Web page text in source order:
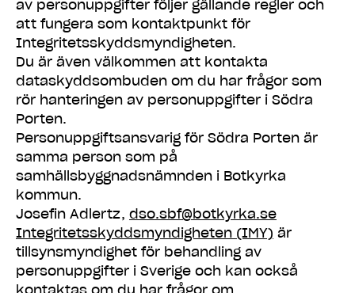
av personuppgifter följer gällande regler och
att fungera som kontaktpunkt för
Integritetsskyddsmyndigheten.
Du är även välkommen att kontakta
dataskyddsombuden om du har frågor som
rör hanteringen av personuppgifter i Södra
Porten.
Personuppgiftsansvarig för Södra Porten är
samma person som på
samhällsbyggnadsnämnden i Botkyrka
kommun.
Josefin Adlertz, dso.sbf@botkyrka.se
Integritetsskyddsmyndigheten (IMY) är
tillsynsmyndighet för behandling av
personuppgifter i Sverige och kan också
kontaktas om du har frågor om